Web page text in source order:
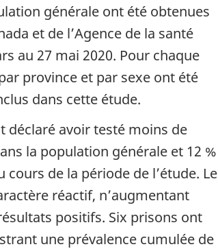
générale ont été obtenues
et de l’Agence de la santé
au 27 mai 2020. Pour chaque
province et par sexe ont été
dans cette étude.
déclaré avoir testé moins de
la population générale et 12 %
de la période de l’étude. Le
réactif, n’augmentant
positifs. Six prisons ont
une prévalence cumulée de